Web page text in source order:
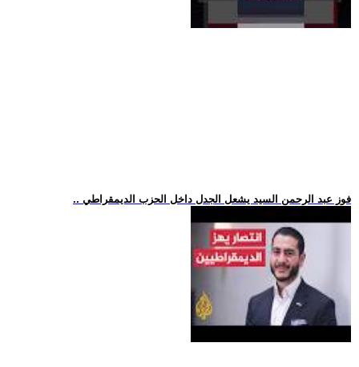
.. فوز عبد الرحمن السيد يشعل الجدل داخل الحزب الديمقراطي